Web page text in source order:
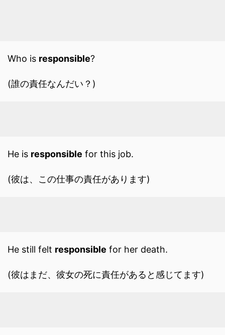
Who is responsible?
(誰の責任なんだい？)
He is responsible for this job.
(彼は、この仕事の責任があります)
He still felt responsible for her death.
(彼はまだ、彼女の死に責任があると感じてます)